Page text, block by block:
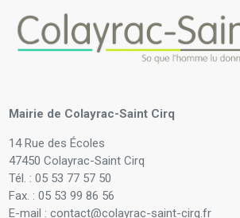
Mairie de Colayrac-Saint Cirq
14 Rue des Écoles
47450 Colayrac-Saint Cirq
Tél. : 05 53 77 57 50
Fax. : 05 53 99 86 56
E-mail : contact@colayrac-saint-cirq.fr